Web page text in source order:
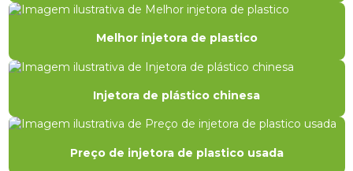
Melhor injetora de plastico
Injetora de plástico chinesa
Preço de injetora de plastico usada